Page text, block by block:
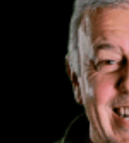
de laboratorio y
brote de manera más
a apoyar a los países
un llamado a socios y
la respuesta y salven
el Control y la Prevención
en la provincia oriental